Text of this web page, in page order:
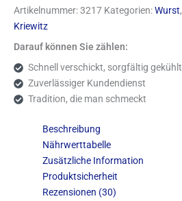
Artikelnummer:3217 Kategorien:Wurst,
Kriewitz
Darauf können Sie zählen:
Schnell verschickt, sorgfältig gekühlt
Zuverlässiger Kundendienst
Tradition, die man schmeckt
Beschreibung
Nährwerttabelle
Zusätzliche Information
Produktsicherheit
Rezensionen (30)